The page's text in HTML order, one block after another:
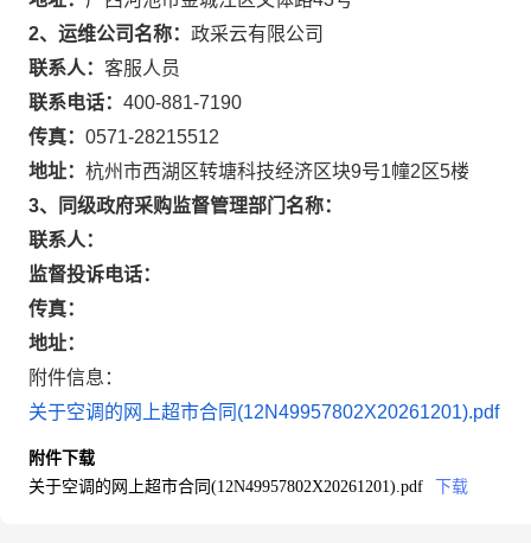
2、运维公司名称： 政采云有限公司
联系人： 客服人员
联系电话： 400-881-7190
传真： 0571-28215512
地址： 杭州市西湖区转塘科技经济区块9号1幢2区5楼
3、同级政府采购监督管理部门名称：
联系人：
监督投诉电话：
传真：
地址：
附件信息：
关于空调的网上超市合同(12N49957802X20261201).pdf
附件下载
关于空调的网上超市合同(12N49957802X20261201).pdf
下载